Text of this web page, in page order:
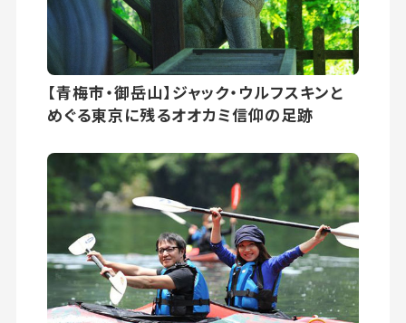
【青梅市・御岳山】ジャック・ウルフスキンと
めぐる東京に残るオオカミ信仰の足跡